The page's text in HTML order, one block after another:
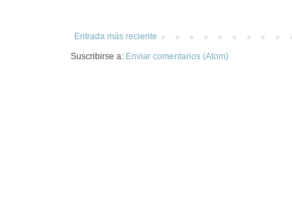
Entrada más reciente
Suscribirse a: Enviar comentarios (Atom)